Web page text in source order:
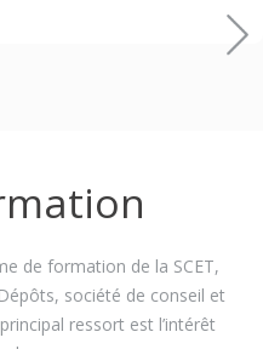
de formation de la SCET,
société de conseil et
ressort est l’intérêt